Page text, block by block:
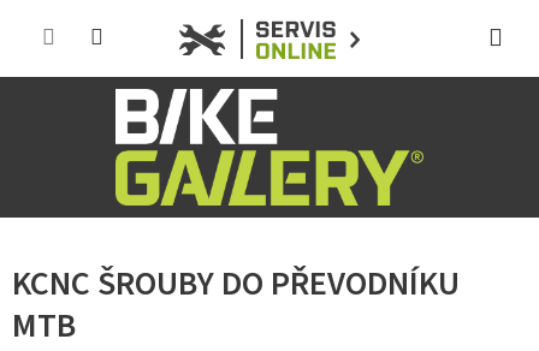
KCNC ŠROUBY DO PŘEVODNÍKU
MTB